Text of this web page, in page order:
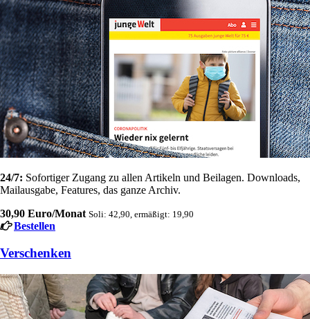
24/7: Sofortiger Zugang zu allen Artikeln und Beilagen. Downloads,
Mailausgabe, Features, das ganze Archiv.
30,90 Euro/Monat Soli: 42,90, ermäßigt: 19,90
Bestellen
Verschenken